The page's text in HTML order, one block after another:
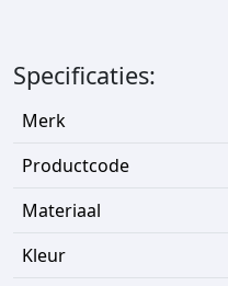
Specificaties:
Merk
Productcode
Materiaal
Kleur